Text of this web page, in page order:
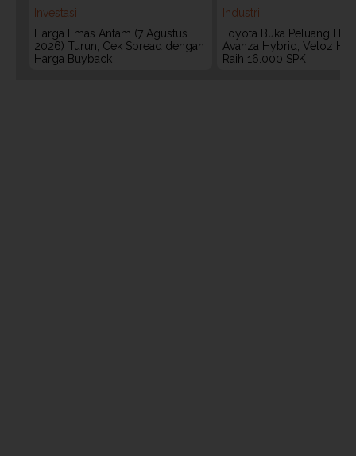
Investasi
Harga Emas Antam (7 Agustus
2026) Turun, Cek Spread dengan
Harga Buyback
Industri
Toyota Buka Peluang
Avanza Hybrid, Veloz
Raih 16.000 SPK